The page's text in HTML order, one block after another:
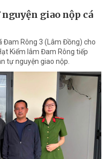
giao nộp cá
Đam Rông 3 (Lâm Đồng) cho
Kiểm lâm Đam Rông tiếp
tự nguyện giao nộp.